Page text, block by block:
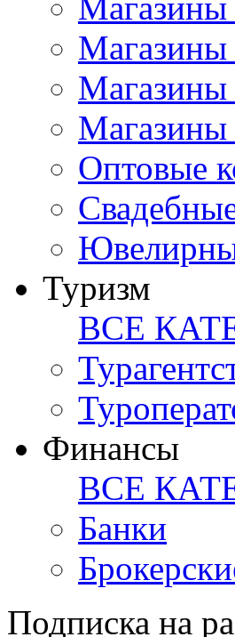
Магазины
Магазины
Оптовые
Туризм
ВСЕ
Финансы
ВСЕ
Банки
Подписка на